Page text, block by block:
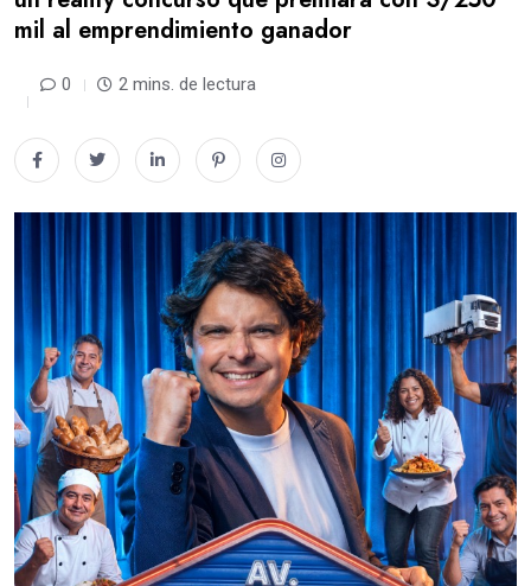
mil al emprendimiento ganador
0 2 mins. de lectura